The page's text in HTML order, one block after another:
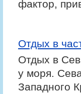
фактор,
Отдых в
Отдых в
у моря.
Западного